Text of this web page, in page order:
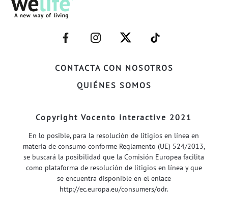
CONTACTA CON NOSOTROS
QUIÉNES SOMOS
–
FACEBOOK–
–
INSTAGRAM–
–
TWITTER–
–
WELIFE–
Copyright Vocento interactive 2021
En lo posible, para la resolución de litigios en línea en
materia de consumo conforme Reglamento (UE) 524/2013,
se buscará la posibilidad que la Comisión Europea facilita
como plataforma de resolución de litigios en línea y que
se encuentra disponible en el enlace
http://ec.europa.eu/consumers/odr.